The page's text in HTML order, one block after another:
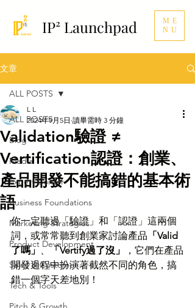
ME
NU
IP² Launchpad
文章
ALL POSTS
Blog
Media
Expert Corner
Business Foundations
Marketing Strategies
Product Development
Sales & Customer
Tech & Tools
ALL POSTS
Validation驗證 ≠
Vertification認證：創業、
產品開發不能搞錯的基本術
語
L L
2024年9月5日 讀畢需時 3 分鐘
你一定聽過「驗證」和「認證」這兩個
詞，或常常聽到創業家討論產品 「Valid
了嗎」、「Vertify過了沒」
，它們在產品
開發過程中扮演著截然不同的角色，搞
錯一個字天差地別！